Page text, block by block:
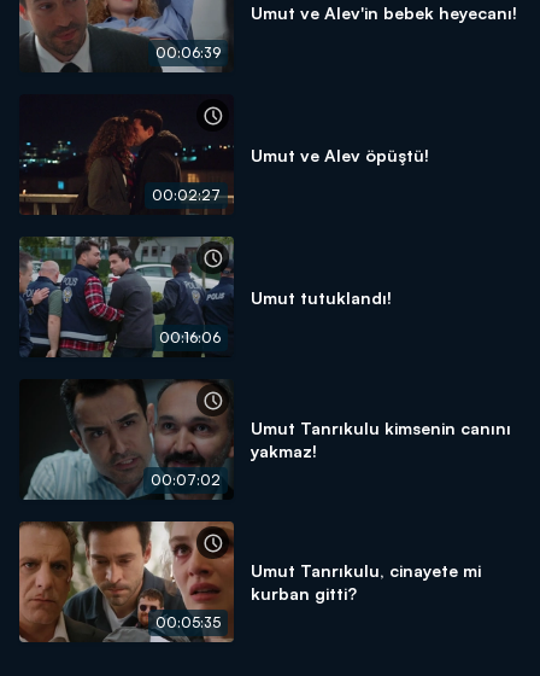
00:06:39
Umut ve Alev'in bebek heyecanı!
00:02:27
Umut ve Alev öpüştü!
00:16:06
Umut tutuklandı!
00:07:02
Umut Tanrıkulu kimsenin canını
yakmaz!
00:05:35
Umut Tanrıkulu, cinayete mi
kurban gitti?